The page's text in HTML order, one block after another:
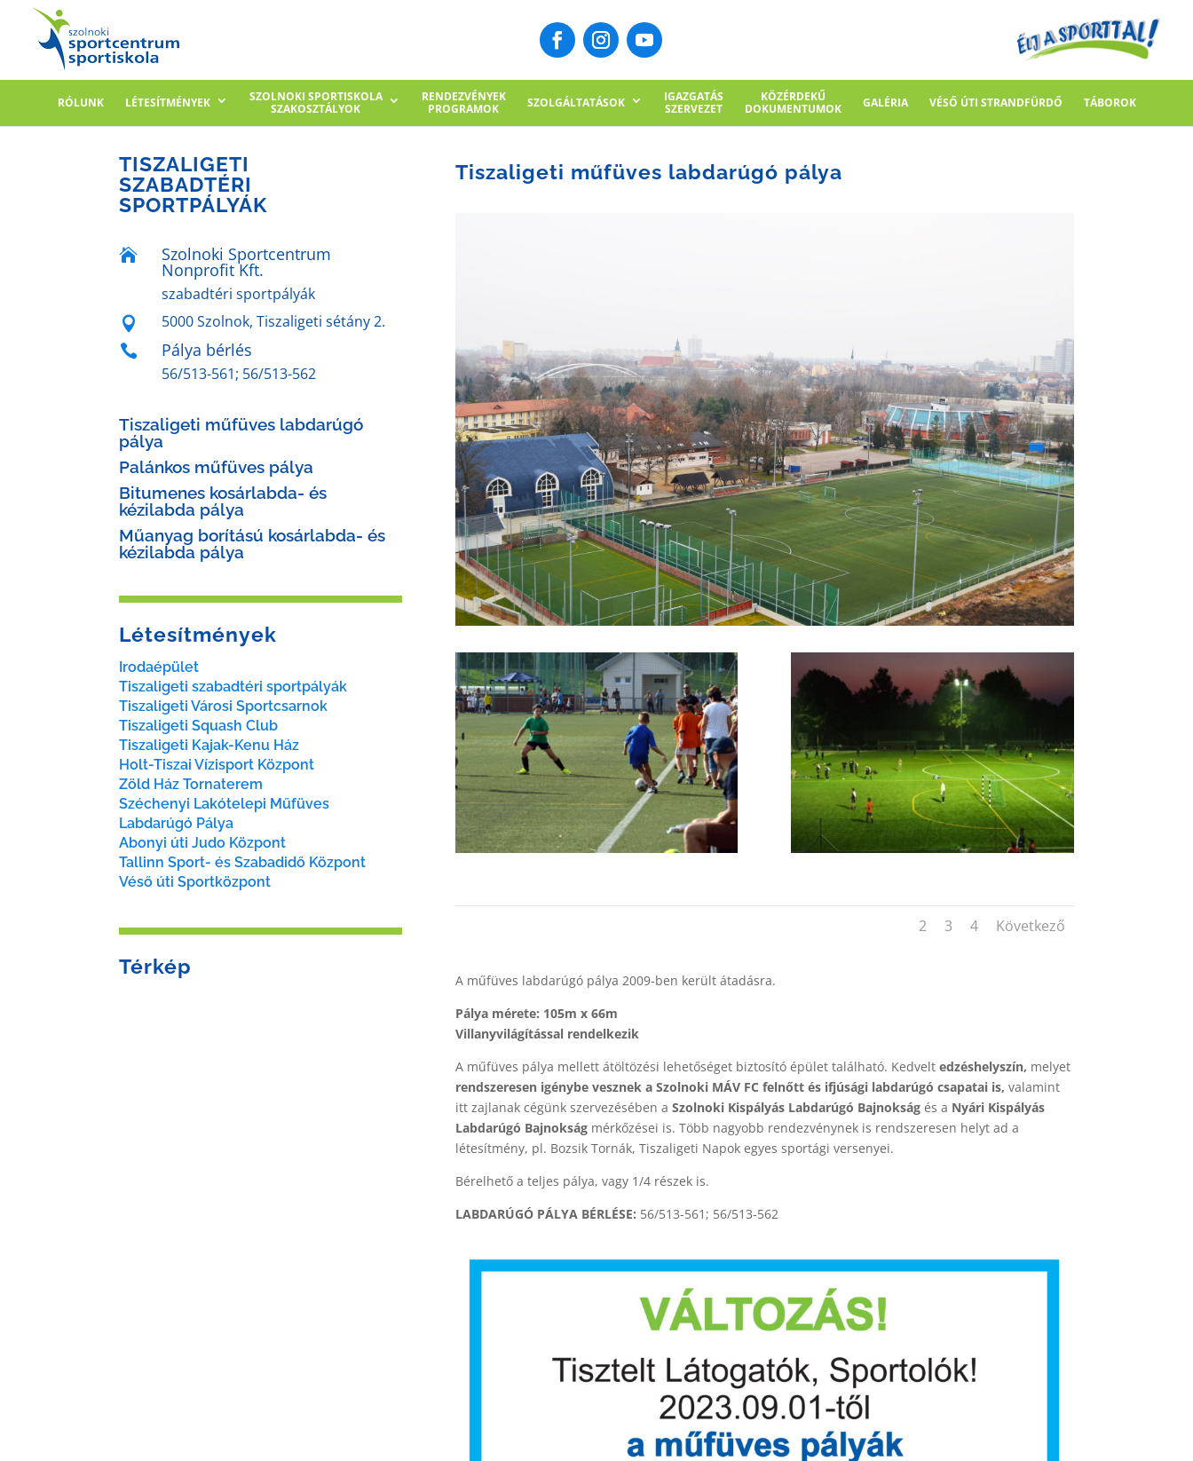
RÓLUNK LÉTESÍTMÉNYEK
SZOLNOKI SPORTISKOLA
SZAKOSZTÁLYOK
RENDEZVÉNYEK
PROGRAMOK
SZOLGÁLTATÁSOK
IGAZGATÁS
SZERVEZET
KÖZÉRDEKŰ
DOKUMENTUMOK
GALÉRIA VÉSŐ ÚTI STRANDFÜRDŐ TÁBOROK
TISZALIGETI
SZABADTÉRI
SPORTPÁLYÁK
 Szolnoki Sportcentrum
Nonprofit Kft.
szabadtéri sportpályák
 5000 Szolnok, Tiszaligeti sétány 2.
 Pálya bérlés
56/513-561; 56/513-562
Tiszaligeti műfüves labdarúgó
pálya
Palánkos műfüves pálya
Bitumenes kosárlabda- és
kézilabda pálya
Műanyag borítású kosárlabda- és
kézilabda pálya
Létesítmények
Irodaépület
Tiszaligeti szabadtéri sportpályák
Tiszaligeti Városi Sportcsarnok
Tiszaligeti Squash Club
Tiszaligeti Kajak-Kenu Ház
Holt-Tiszai Vízisport Központ
Zöld Ház Tornaterem
Széchenyi Lakótelepi Műfüves
Labdarúgó Pálya
Abonyi úti Judo Központ
Tallinn Sport- és Szabadidő Központ
Véső úti Sportközpont
Térkép
Tiszaligeti műfüves labdarúgó pálya
2 3 4 Következő
A műfüves labdarúgó pálya 2009-ben került átadásra.
Pálya mérete: 105m x 66m
Villanyvilágítással rendelkezik
A műfüves pálya mellett átöltözési lehetőséget biztosító épület található. Kedvelt edzéshelyszín, melyet
rendszeresen igénybe vesznek a Szolnoki MÁV FC felnőtt és ifjúsági labdarúgó csapatai is, valamint
itt zajlanak cégünk szervezésében a Szolnoki Kispályás Labdarúgó Bajnokságés a Nyári Kispályás
Labdarúgó Bajnokságmérkőzései is. Több nagyobb rendezvénynek is rendszeresen helyt ad a
létesítmény, pl. Bozsik Tornák, Tiszaligeti Napok egyes sportági versenyei.
Bérelhető a teljes pálya, vagy 1/4 részek is.
LABDARÚGÓ PÁLYA BÉRLÉSE: 56/513-561; 56/513-562